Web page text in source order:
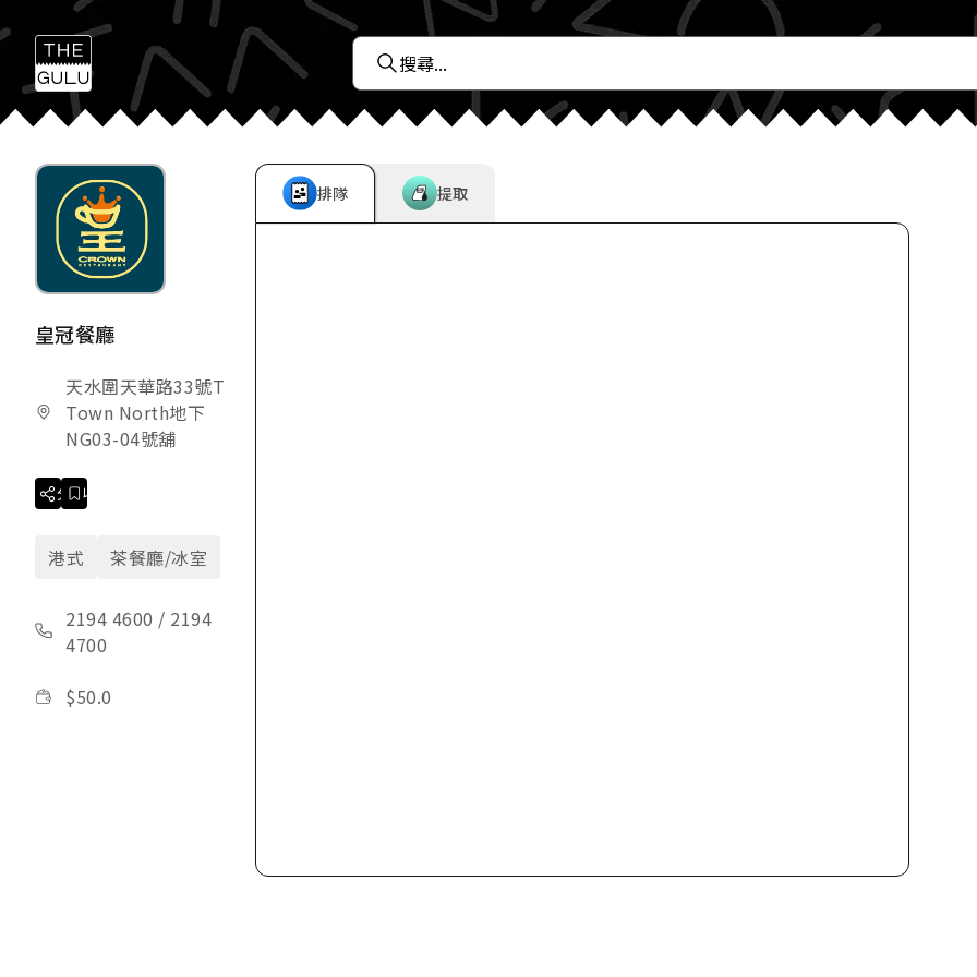
皇冠餐廳
天水圍天華路33號T
Town North地下
NG03-04號舖
分享收藏
港式 茶餐廳/冰室
2194 4600 / 2194
4700
$50.0
排隊 提取